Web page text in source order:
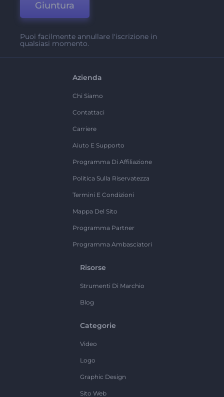
Giuntura
Puoi facilmente annullare l'iscrizione in
qualsiasi momento.
Azienda
Chi Siamo
Contattaci
Carriere
Aiuto E Supporto
Programma Di Affiliazione
Politica Sulla Riservatezza
Termini E Condizioni
Mappa Del Sito
Programma Partner
Programma Ambasciatori
Risorse
Strumenti Di Marchio
Blog
Categorie
Video
Logo
Graphic Design
Sito Web